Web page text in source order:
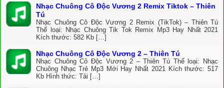
Nhạc Chuông Cô Độc Vương 2 Remix Tiktok – Thiên
Tú
Nhạc Chuông Cô Độc Vương 2 Remix (TikTok) – Thiên Tú
Thể loại: Nhạc Chuông Tik Tok Remix Mp3 Hay Nhất 2021
Kích thước: 582 Kb […]
Nhạc Chuông Cô Độc Vương 2 – Thiên Tú
Nhạc Chuông Cô Độc Vương 2 – Thiên Tú Thể loại: Nhạc
Chuông Nhạc Trẻ Mp3 Mới Hay Nhất 2021 Kích thước: 517
Kb Hình thức: Tải […]